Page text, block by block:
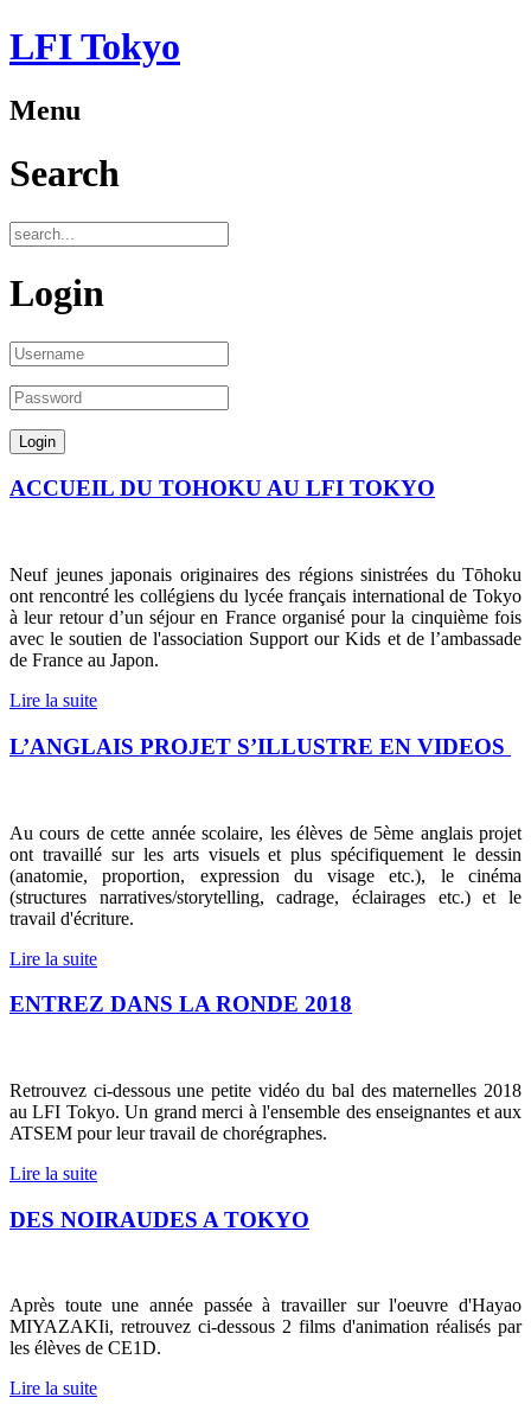
LFI Tokyo
Menu
Search
Login
ACCUEIL DU TOHOKU AU LFI TOKYO
Neuf jeunes japonais originaires des régions sinistrées du Tōhoku
ont rencontré les collégiens du lycée français international de Tokyo
à leur retour d’un séjour en France organisé pour la cinquième fois
avec le soutien de l'association Support our Kids et de l’ambassade
de France au Japon.
Lire la suite
L’ANGLAIS PROJET S’ILLUSTRE EN VIDEOS
Au cours de cette année scolaire, les élèves de 5ème anglais projet
ont travaillé sur les arts visuels et plus spécifiquement le dessin
(anatomie, proportion, expression du visage etc.), le cinéma
(structures narratives/storytelling, cadrage, éclairages etc.) et le
travail d'écriture.
Lire la suite
ENTREZ DANS LA RONDE 2018
Retrouvez ci-dessous une petite vidéo du bal des maternelles 2018
au LFI Tokyo.Un grand merci à l'ensemble des enseignantes et aux
ATSEM pour leur travail de chorégraphes.
Lire la suite
DES NOIRAUDES A TOKYO
Après toute une année passée à travailler sur l'oeuvre d'Hayao
MIYAZAKIi, retrouvez ci-dessous 2 films d'animation réalisés par
les élèves de CE1D.
Lire la suite